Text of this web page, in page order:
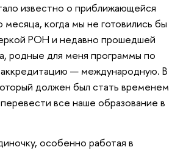
известно о приближающейся
когда мы не готовились бы
РОН и недавно прошедшей
родные для меня программы по
— международную. В
должен был стать временем
все наше образование в
особенно работая в